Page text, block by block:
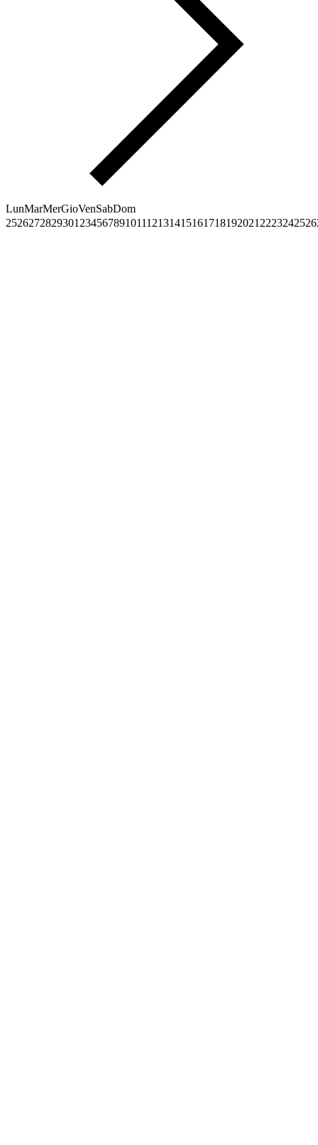
LunMarMerGioVenSabDom
2526272829301234567891011121314151617181920212223242526